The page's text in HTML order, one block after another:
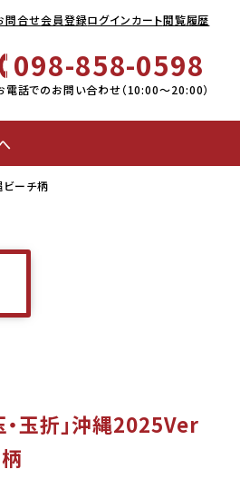
問合せ会員登録ログインカート閲覧履歴
098-858-0598
電話でのお問い合わせ（10:00～20:00）
ビーチ柄
・玉折」沖縄2025Ver